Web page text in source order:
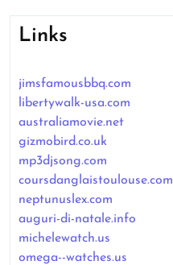
Links
jimsfamousbbq.com
libertywalk-usa.com
australiamovie.net
gizmobird.co.uk
mp3djsong.com
coursdanglaistoulouse.com
neptunuslex.com
auguri-di-natale.info
michelewatch.us
omega--watches.us